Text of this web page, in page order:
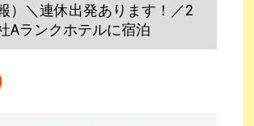
）＼連休出発あります！／2
Aランクホテルに宿泊